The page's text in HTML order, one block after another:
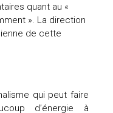
quant au «
». La direction
de cette
qui peut faire
d’énergie à